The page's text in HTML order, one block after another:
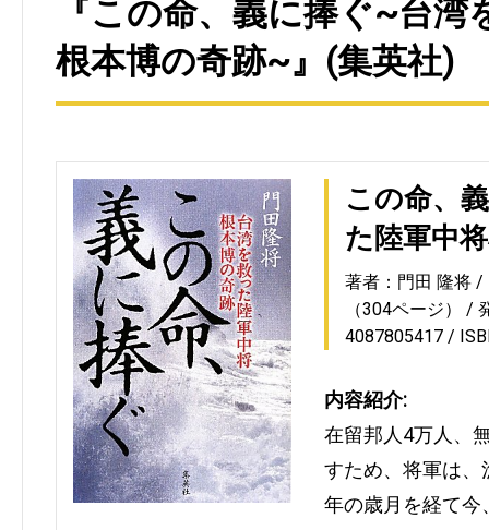
『この命、義に捧ぐ~台
根本博の奇跡~』(集英社)
この命、
た陸軍中
著者：門田 隆将
（304ページ）
4087805417
内容紹介:
在留邦人4万人、
すため、将軍は
年の歳月を経て今